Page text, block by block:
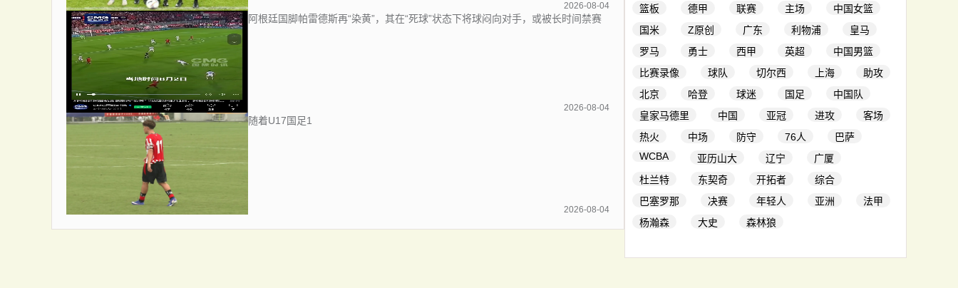
2026-08-04
阿根廷国脚帕雷德斯再“染黄”，其在“死球”状态下将球闷向对手，或被长时间禁赛
2026-08-04
随着U17国足1
2026-08-04
篮板
德甲 联赛 主场
中国女篮
国米
Z原创 广东 利物浦
皇马
罗马
勇士 西甲 英超
中国男篮
比赛录像
球队 切尔西 上海
助攻
北京
哈登 球迷 国足
中国队
皇家马德里
中国 亚冠 进攻
客场
热火
中场 防守 76人
巴萨
WCBA
亚历山大 辽宁
广厦
杜兰特
东契奇 开拓者
综合
巴塞罗那
决赛 年轻人 亚洲
法甲
杨瀚森
大史 森林狼